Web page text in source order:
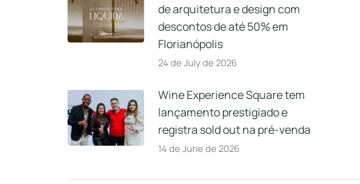
de arquitetura e design com
descontos de até 50% em
Florianópolis
24 de July de 2026
Wine Experience Square tem
lançamento prestigiado e
registra sold out na pré-venda
14 de June de 2026